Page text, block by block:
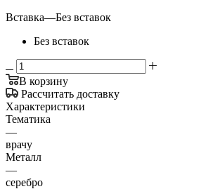
Вставка—Без вставок
Без вставок
В корзину
Рассчитать доставку
Характеристики
Тематика
—
врачу
Металл
—
серебро